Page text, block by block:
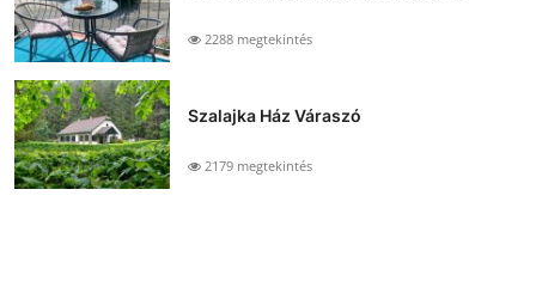
2288 megtekintés
Szalajka Ház Váraszó
2179 megtekintés